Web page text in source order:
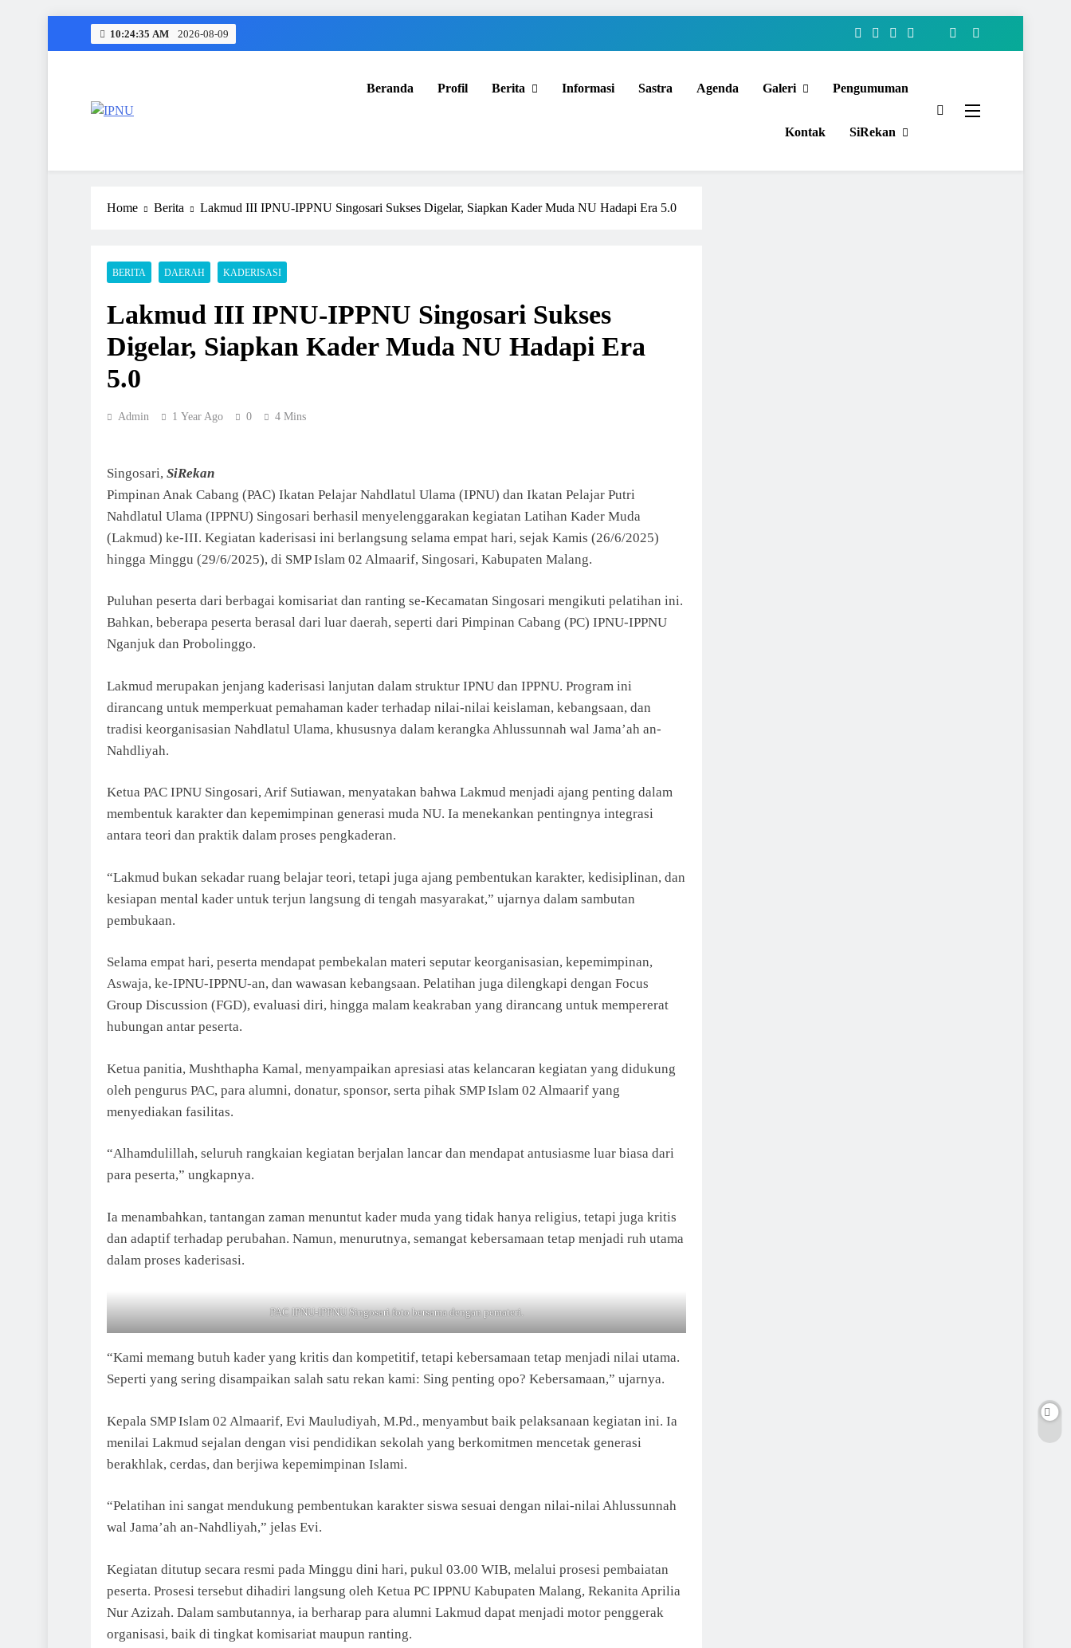
10:24:36 AM 2026-08-09
Beranda Profil Berita Informasi Sastra Agenda Galeri Pengumuman
Kontak SiRekan
Home Berita Lakmud III IPNU-IPPNU Singosari Sukses Digelar, Siapkan Kader Muda NU Hadapi Era 5.0
BERITA DAERAH KADERISASI
Lakmud III IPNU-IPPNU Singosari Sukses
Digelar, Siapkan Kader Muda NU Hadapi Era
5.0
Admin 1 Year Ago 0 4 Mins
Singosari, SiRekan
Pimpinan Anak Cabang (PAC) Ikatan Pelajar Nahdlatul Ulama (IPNU) dan Ikatan Pelajar Putri
Nahdlatul Ulama (IPPNU) Singosari berhasil menyelenggarakan kegiatan Latihan Kader Muda
(Lakmud) ke-III. Kegiatan kaderisasi ini berlangsung selama empat hari, sejak Kamis (26/6/2025)
hingga Minggu (29/6/2025), di SMP Islam 02 Almaarif, Singosari, Kabupaten Malang.
Puluhan peserta dari berbagai komisariat dan ranting se-Kecamatan Singosari mengikuti pelatihan ini.
Bahkan, beberapa peserta berasal dari luar daerah, seperti dari Pimpinan Cabang (PC) IPNU-IPPNU
Nganjuk dan Probolinggo.
Lakmud merupakan jenjang kaderisasi lanjutan dalam struktur IPNU dan IPPNU. Program ini
dirancang untuk memperkuat pemahaman kader terhadap nilai-nilai keislaman, kebangsaan, dan
tradisi keorganisasian Nahdlatul Ulama, khususnya dalam kerangka Ahlussunnah wal Jama’ah an-
Nahdliyah.
Ketua PAC IPNU Singosari, Arif Sutiawan, menyatakan bahwa Lakmud menjadi ajang penting dalam
membentuk karakter dan kepemimpinan generasi muda NU. Ia menekankan pentingnya integrasi
antara teori dan praktik dalam proses pengkaderan.
“Lakmud bukan sekadar ruang belajar teori, tetapi juga ajang pembentukan karakter, kedisiplinan, dan
kesiapan mental kader untuk terjun langsung di tengah masyarakat,” ujarnya dalam sambutan
pembukaan.
Selama empat hari, peserta mendapat pembekalan materi seputar keorganisasian, kepemimpinan,
Aswaja, ke-IPNU-IPPNU-an, dan wawasan kebangsaan. Pelatihan juga dilengkapi dengan Focus
Group Discussion (FGD), evaluasi diri, hingga malam keakraban yang dirancang untuk mempererat
hubungan antar peserta.
Ketua panitia, Mushthapha Kamal, menyampaikan apresiasi atas kelancaran kegiatan yang didukung
oleh pengurus PAC, para alumni, donatur, sponsor, serta pihak SMP Islam 02 Almaarif yang
menyediakan fasilitas.
“Alhamdulillah, seluruh rangkaian kegiatan berjalan lancar dan mendapat antusiasme luar biasa dari
para peserta,” ungkapnya.
Ia menambahkan, tantangan zaman menuntut kader muda yang tidak hanya religius, tetapi juga kritis
dan adaptif terhadap perubahan. Namun, menurutnya, semangat kebersamaan tetap menjadi ruh utama
dalam proses kaderisasi.
PAC IPNU-IPPNU Singosari foto bersama dengan pemateri.
“Kami memang butuh kader yang kritis dan kompetitif, tetapi kebersamaan tetap menjadi nilai utama.
Seperti yang sering disampaikan salah satu rekan kami: Sing penting opo? Kebersamaan,” ujarnya.
Kepala SMP Islam 02 Almaarif, Evi Mauludiyah, M.Pd., menyambut baik pelaksanaan kegiatan ini. Ia
menilai Lakmud sejalan dengan visi pendidikan sekolah yang berkomitmen mencetak generasi
berakhlak, cerdas, dan berjiwa kepemimpinan Islami.
“Pelatihan ini sangat mendukung pembentukan karakter siswa sesuai dengan nilai-nilai Ahlussunnah
wal Jama’ah an-Nahdliyah,” jelas Evi.
Kegiatan ditutup secara resmi pada Minggu dini hari, pukul 03.00 WIB, melalui prosesi pembaiatan
peserta. Prosesi tersebut dihadiri langsung oleh Ketua PC IPPNU Kabupaten Malang, Rekanita Aprilia
Nur Azizah. Dalam sambutannya, ia berharap para alumni Lakmud dapat menjadi motor penggerak
organisasi, baik di tingkat komisariat maupun ranting.